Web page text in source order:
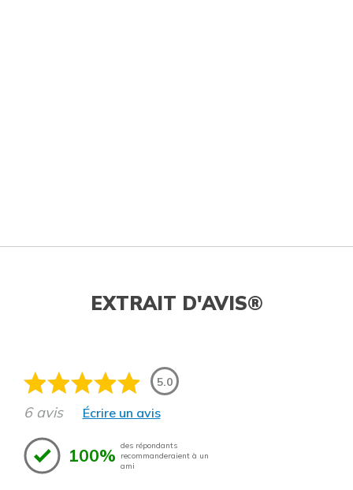
EXTRAIT D'AVIS®
5.0
6 avis Écrire un avis
100% des répondants
recommanderaient à un
ami